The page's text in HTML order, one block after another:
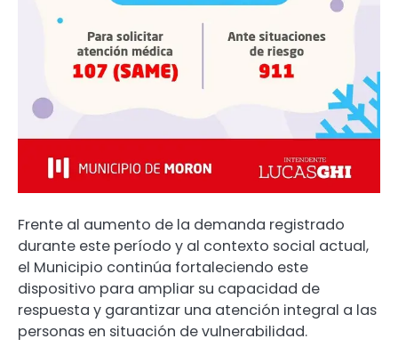
Frente al aumento de la demanda registrado
durante este período y al contexto social actual,
el Municipio continúa fortaleciendo este
dispositivo para ampliar su capacidad de
respuesta y garantizar una atención integral a las
personas en situación de vulnerabilidad.